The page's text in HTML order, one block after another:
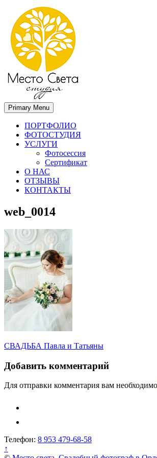
Место света. Свадебный фотограф в Орле
Свадебный фотограф в Орле
Primary Menu
ПОРТФОЛИО
ФОТОСТУДИЯ
УСЛУГИ
Фотосессия
Сертификат
О НАС
ОТЗЫВЫ
КОНТАКТЫ
web_0014
Навигация
по
записям
СВАДЬБА Павла и Татьяны
Добавить комментарий
Для отправки комментария вам необходимо
Телефон: 8 953 479-68-58
↑